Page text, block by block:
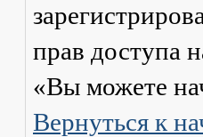
прав доступа
«Вы можете
Вернуться к